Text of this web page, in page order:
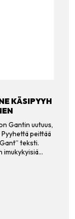
KÄSIPYYH
Gantin uutuus,
peittää
teksti.